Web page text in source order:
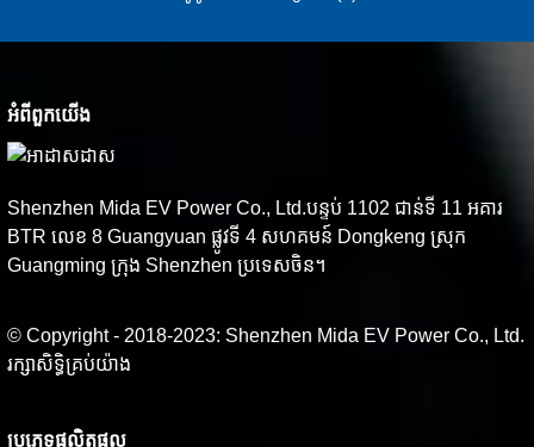
អំពី​ពួក​យើង
Shenzhen Mida EV Power Co., Ltd.បន្ទប់ 1102 ជាន់ទី 11 អគារ
BTR លេខ 8 Guangyuan ផ្លូវទី 4 សហគមន៍ Dongkeng ស្រុក
Guangming ក្រុង Shenzhen ប្រទេសចិន។
© Copyright - 2018-2023: Shenzhen Mida EV Power Co., Ltd.
រក្សាសិទ្ធិគ្រប់យ៉ាង
ប្រភេទផលិតផល